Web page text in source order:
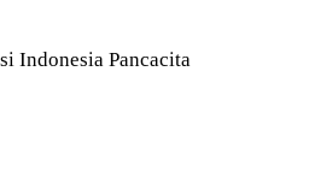
Indonesia Pancacita